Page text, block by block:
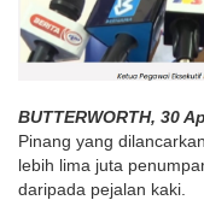
BUTTERWORTH, 30
Pinang yang
lebih lima juta
daripada pejalan kaki.